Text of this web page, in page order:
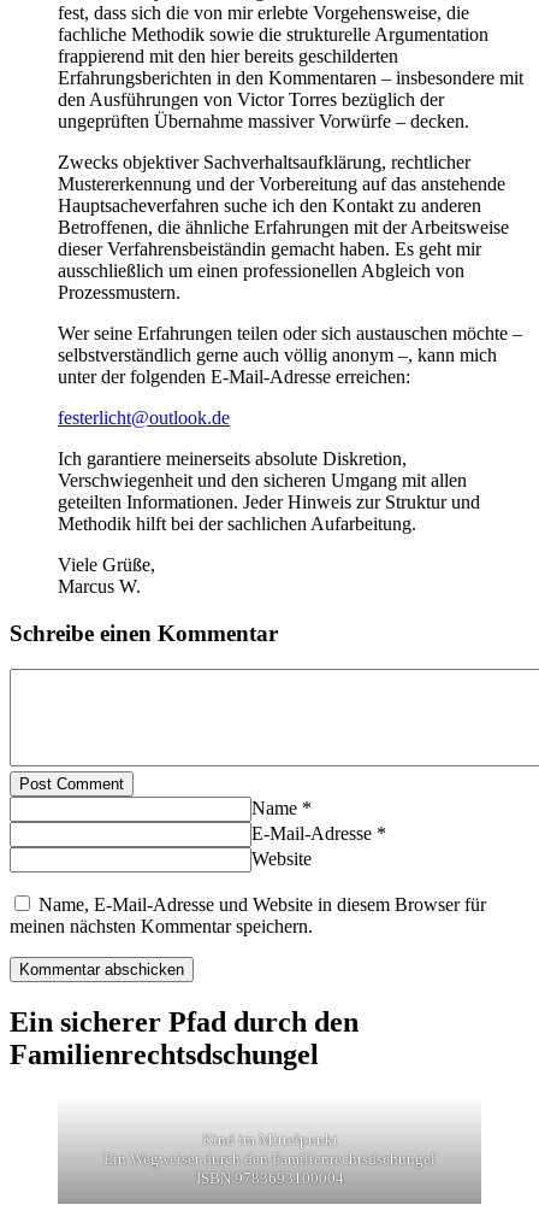
fest, dass sich die von mir erlebte Vorgehensweise, die
fachliche Methodik sowie die strukturelle Argumentation
frappierend mit den hier bereits geschilderten
Erfahrungsberichten in den Kommentaren – insbesondere mit
den Ausführungen von Victor Torres bezüglich der
ungeprüften Übernahme massiver Vorwürfe – decken.
Zwecks objektiver Sachverhaltsaufklärung, rechtlicher
Mustererkennung und der Vorbereitung auf das anstehende
Hauptsacheverfahren suche ich den Kontakt zu anderen
Betroffenen, die ähnliche Erfahrungen mit der Arbeitsweise
dieser Verfahrensbeiständin gemacht haben. Es geht mir
ausschließlich um einen professionellen Abgleich von
Prozessmustern.
Wer seine Erfahrungen teilen oder sich austauschen möchte –
selbstverständlich gerne auch völlig anonym –, kann mich
unter der folgenden E-Mail-Adresse erreichen:
festerlicht@outlook.de
Ich garantiere meinerseits absolute Diskretion,
Verschwiegenheit und den sicheren Umgang mit allen
geteilten Informationen. Jeder Hinweis zur Struktur und
Methodik hilft bei der sachlichen Aufarbeitung.
Viele Grüße,
Marcus W.
Schreibe einen Kommentar
Post Comment
Name *
E-Mail-Adresse *
Website
Name, E-Mail-Adresse und Website in diesem Browser für
meinen nächsten Kommentar speichern.
Ein sicherer Pfad durch den
Familienrechtsdschungel
Kind im Mittelpunkt
Ein Wegweiser durch den Familienrechtsdschungel
ISBN 9783693100004